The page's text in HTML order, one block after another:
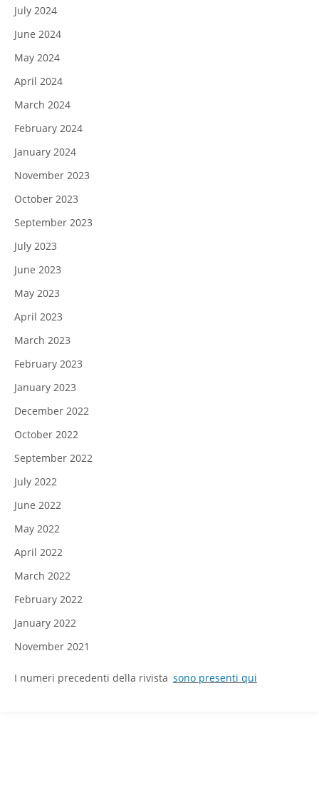
July 2024
June 2024
May 2024
April 2024
March 2024
February 2024
January 2024
November 2023
October 2023
September 2023
July 2023
June 2023
May 2023
April 2023
March 2023
February 2023
January 2023
December 2022
October 2022
September 2022
July 2022
June 2022
May 2022
April 2022
March 2022
February 2022
January 2022
November 2021
I numeri precedenti della rivista sono presenti qui